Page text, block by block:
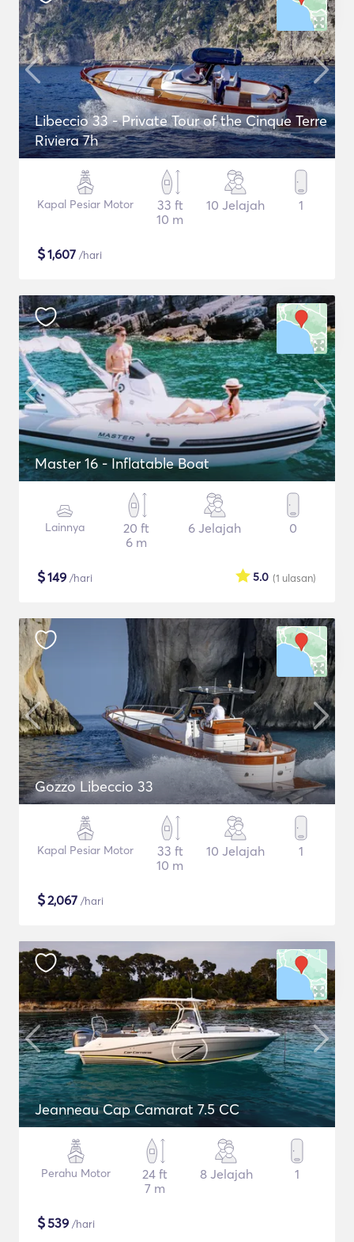
Libeccio 33 - Private Tour of the Cinque Terre
Riviera 7h
Kapal Pesiar Motor
33 ft
10 m
10 Jelajah 1
$1,607 /hari
Master 16 - Inflatable Boat
Lainnya
20 ft
6 m
6 Jelajah 0
$149 /hari (1 ulasan)
5.0
Gozzo Libeccio 33
Kapal Pesiar Motor
33 ft
10 m
10 Jelajah 1
$2,067 /hari
Jeanneau Cap Camarat 7.5 CC
Perahu Motor
24 ft
7 m
8 Jelajah 1
$539 /hari